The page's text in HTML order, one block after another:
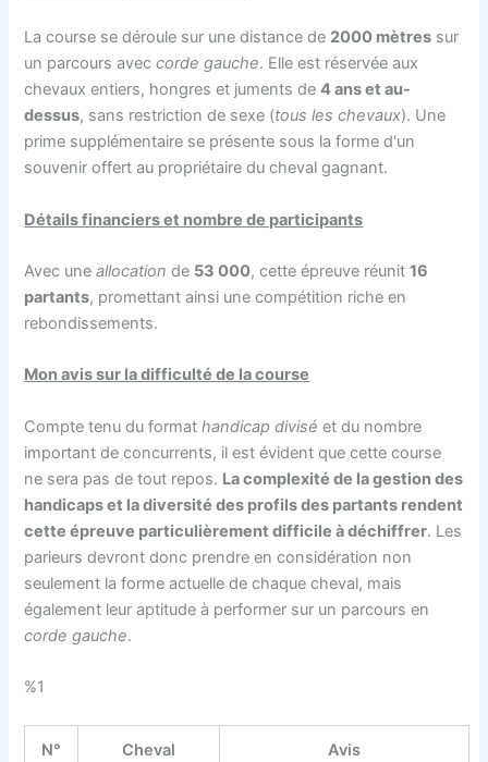
La course se déroule sur une distance de 2000 mètres sur
un parcours aveccorde gauche. Elle est réservée aux
chevaux entiers, hongres et juments de4 ans et au-
dessus, sans restriction de sexe (tous les chevaux). Une
prime supplémentaire se présente sous la forme d'un
souvenir offert au propriétaire du cheval gagnant.
Détails financiers et nombre de participants
Avec uneallocation de 53 000, cette épreuve réunit16
partants, promettant ainsi une compétition riche en
rebondissements.
Mon avis sur la difficulté de la course
Compte tenu du formathandicap divisé et du nombre
important de concurrents, il est évident que cette course
ne sera pas de tout repos. La complexité de la gestion des
handicaps et la diversité des profils des partants rendent
cette épreuve particulièrement difficile à déchiffrer. Les
parieurs devront donc prendre en considération non
seulement la forme actuelle de chaque cheval, mais
également leur aptitude à performer sur un parcours en
corde gauche.
%1
N° Cheval Avis